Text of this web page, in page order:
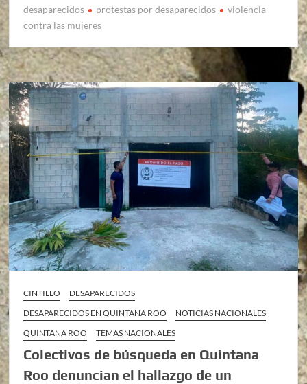
desaparecidos
protestas por desaparecidos
violencia
contra las mujeres
CINTILLO
DESAPARECIDOS
DESAPARECIDOS EN QUINTANA ROO
NOTICIAS NACIONALES
QUINTANA ROO
TEMAS NACIONALES
Colectivos de búsqueda en Quintana
Roo denuncian el hallazgo de un